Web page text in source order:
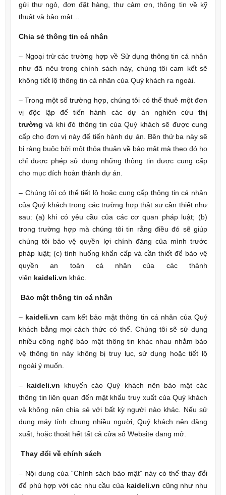
gửi thư ngỏ, đơn đặt hàng, thư cảm ơn, thông tin về kỹ
thuật và bảo mật…
Chia sẻ thông tin cá nhân
– Ngoại trừ các trường hợp về Sử dụng thông tin cá nhân
như đã nêu trong chính sách này, chúng tôi cam kết sẽ
không tiết lộ thông tin cá nhân của Quý khách ra ngoài.
– Trong một số trường hợp, chúng tôi có thể thuê một đơn
vị độc lập để tiến hành các dự án nghiên cứuthị
trường và khi đó thông tin của Quý khách sẽ được cung
cấp cho đơn vị này để tiến hành dự án. Bên thứ ba này sẽ
bị ràng buộc bởi một thỏa thuận về bảo mật mà theo đó họ
chỉ được phép sử dụng những thông tin được cung cấp
cho mục đích hoàn thành dự án.
– Chúng tôi có thể tiết lộ hoặc cung cấp thông tin cá nhân
của Quý khách trong các trường hợp thật sự cần thiết như
sau: (a) khi có yêu cầu của các cơ quan pháp luật; (b)
trong trường hợp mà chúng tôi tin rằng điều đó sẽ giúp
chúng tôi bảo vệ quyền lợi chính đáng của mình trước
pháp luật; (c) tình huống khẩn cấp và cần thiết để bảo vệ
quyền an toàn cá nhân của các thành
viên kaideli.vn khác.
Bảo mật thông tin cá nhân
– kaideli.vn cam kết bảo mật thông tin cá nhân của Quý
khách bằng mọi cách thức có thể. Chúng tôi sẽ sử dụng
nhiều công nghệ bảo mật thông tin khác nhau nhằm bảo
vệ thông tin này không bị truy lục, sử dụng hoặc tiết lộ
ngoài ý muốn.
– kaideli.vn khuyến cáo Quý khách nên bảo mật các
thông tin liên quan đến mật khẩu truy xuất của Quý khách
và không nên chia sẻ với bất kỳ người nào khác. Nếu sử
dụng máy tính chung nhiều người, Quý khách nên đăng
xuất, hoặc thoát hết tất cả cửa sổ Website đang mở.
Thay đổi về chính sách
– Nội dung của “Chính sách bảo mật” này có thể thay đổi
để phù hợp với các nhu cầu của kaideli.vn cũng như nhu